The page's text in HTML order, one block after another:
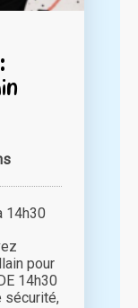
14h30
pour
14h30
sécurité,